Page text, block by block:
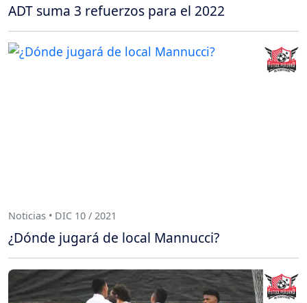
ADT suma 3 refuerzos para el 2022
Noticias • DIC 10 / 2021
¿Dónde jugará de local Mannucci?